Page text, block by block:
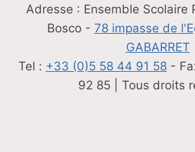
Adresse : Ensemble Scolaire
Bosco - 78 impasse de
GABARRET
Tel : +33 (0)5 58 44 91 58 -
92 85 | Tous droits